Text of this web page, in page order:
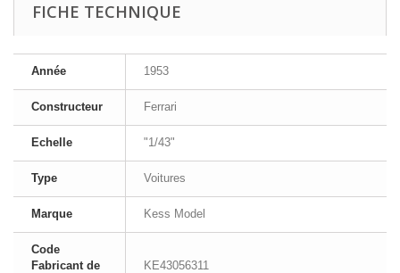
FICHE TECHNIQUE
Année 1953
Constructeur Ferrari
Echelle "1/43"
Type Voitures
Marque Kess Model
Code
Fabricant de
KE43056311